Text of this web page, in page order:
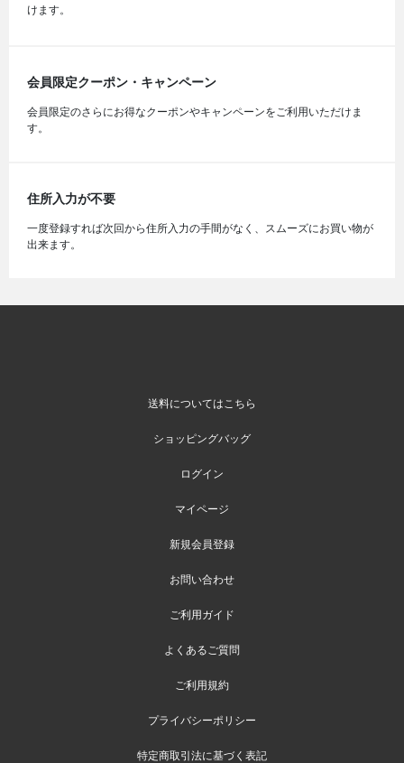
けます。
会員限定クーポン・キャンペーン
会員限定のさらにお得なクーポンやキャンペーンをご利用いただけま
す。
住所入力が不要
一度登録すれば次回から住所入力の手間がなく、スムーズにお買い物が
出来ます。
送料についてはこちら
ショッピングバッグ
ログイン
マイページ
新規会員登録
お問い合わせ
ご利用ガイド
よくあるご質問
ご利用規約
プライバシーポリシー
特定商取引法に基づく表記